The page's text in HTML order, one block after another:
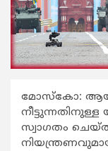
മോസ്‌കോ: ആയുധ
സ്വാഗതം
നിയന്ത്രണവുമായി